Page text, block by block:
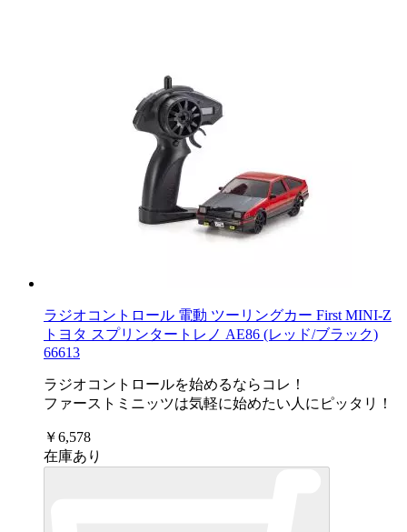
ラジオコントロール 電動 ツーリングカー First MINI-Z
トヨタ スプリンタートレノ AE86 (レッド/ブラック)
66613
ラジオコントロールを始めるならコレ！
ファーストミニッツは気軽に始めたい人にピッタリ！
￥6,578
在庫あり